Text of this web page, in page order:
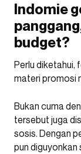
Indomie
budget?
Perlu diketahui,
materi promosi
Bukan cuma
tersebut juga
sosis. Dengan
pun diguyonkan